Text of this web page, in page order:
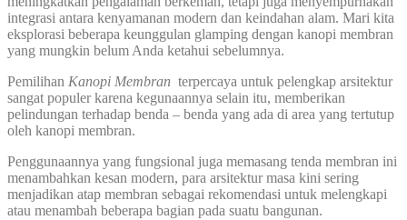
integrasi antara kenyamanan modern dan keindahan alam. Mari kita
eksplorasi beberapa keunggulan glamping dengan kanopi membran
yang mungkin belum Anda ketahui sebelumnya.
Pemilihan Kanopi Membran terpercaya untuk pelengkap arsitektur
sangat populer karena kegunaannya selain itu, memberikan
pelindungan terhadap benda – benda yang ada di area yang tertutup
oleh kanopi membran.
Penggunaannya yang fungsional juga memasang tenda membran ini
menambahkan kesan modern, para arsitektur masa kini sering
menjadikan atap membran sebagai rekomendasi untuk melengkapi
atau menambah beberapa bagian pada suatu bangunan.